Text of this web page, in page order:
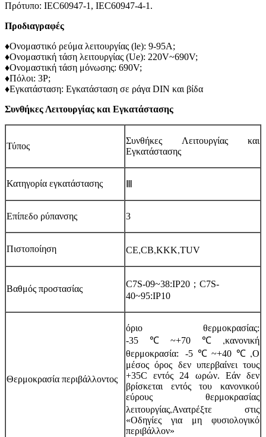
Πρότυπο: IEC60947-1, IEC60947-4-1.
Προδιαγραφές
♦Ονομαστικό ρεύμα λειτουργίας (le): 9-95A;
♦Ονομαστική τάση λειτουργίας (Ue): 220V~690V;
♦Ονομαστική τάση μόνωσης: 690V;
♦Πόλοι: 3P;
♦Εγκατάσταση: Εγκατάσταση σε ράγα DIN και βίδα
Συνθήκες Λειτουργίας και Εγκατάστασης
Τύπος
Συνθήκες Λειτουργίας και
Εγκατάστασης
Κατηγορία εγκατάστασης
Επίπεδο ρύπανσης 3
Πιστοποίηση CE,CB,ΚΚΚ,TUV
Βαθμός προστασίας C7S-09~38:IP20 ； C7S-
40~95:IP10
Θερμοκρασία περιβάλλοντος
όριο θερμοκρασίας:
-35℃~+70℃ ,κανονική
θερμοκρασία: -5℃~+40℃ ,Ο
μέσος όρος δεν υπερβαίνει τους
+35C εντός 24 ωρών. Εάν δεν
βρίσκεται εντός του κανονικού
εύρους θερμοκρασίας
λειτουργίας,Ανατρέξτε στις
«Οδηγίες για μη φυσιολογικό
περιβάλλον»